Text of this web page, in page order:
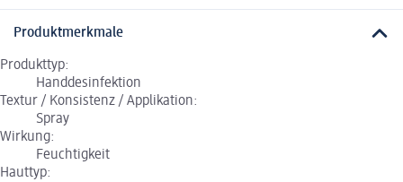
Produktmerkmale
Produkttyp:
Handdesinfektion
Textur / Konsistenz / Applikation:
Spray
Wirkung:
Feuchtigkeit
Hauttyp: